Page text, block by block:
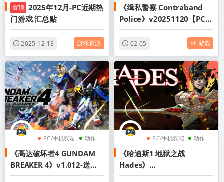
置顶 2025年12月-PC近期热
门游戏 汇总贴
2025-12-13 游戏资源
模拟
《缉私警察 Contraband
Police》v20251120【PC/
手机双端】丨中文版网盘下
载 02-05 PC游戏
PC/手机双端 动作
砍杀
《高达破坏者4 GUNDAM
BREAKER 4》v1.012-送修
改器【PC/手机双端】丨中文
PC/手机双端 动作
肉鸽
《哈迪斯1 地狱之战
Hades》
v1.38290.H1【PC/手机双